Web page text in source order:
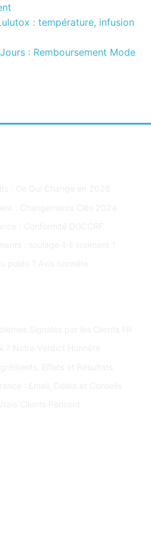
: température, infusion
: Remboursement Mode